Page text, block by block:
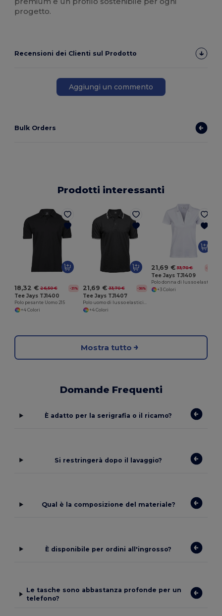
progetto.
Recensioni dei Clienti sul Prodotto
Aggiungi un commento
Bulk Orders
Prodotti interessanti
18,32 € 26,50 € -31%
Tee Jays TJ1400
Polo pesante Uomo 215
+4 Colori
21,69 € 33,70 € -36%
Tee Jays TJ1407
Polo uomo di lusso elasticizzata a righe
+4 Colori
21,69 € 33,70 € -36%
Tee Jays TJ1409
+3 Colori
Mostra tutto
Domande Frequenti
È adatto per la serigrafia o il ricamo?
Si restringerà dopo il lavaggio?
Qual è la composizione del materiale?
È disponibile per ordini all'ingrosso?
Le tasche sono abbastanza profonde per un
telefono?